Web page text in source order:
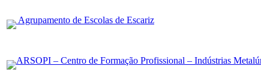
Agrupamento de Escolas de Escariz
ARSOPI – Centro de Formação Profissional – Indústrias